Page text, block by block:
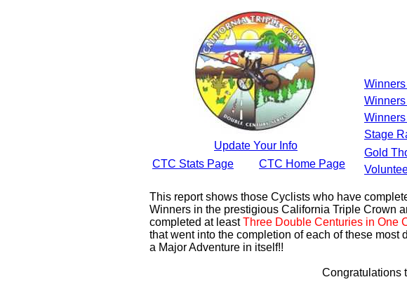
Update Your Info
CTC Stats Page
CTC Home Page
Stage
Gold
This report shows those Cyclists who have
Winners in the prestigious California Triple Crown
completed at leastThree Double Centuries in One
that went into the completion of each of these
a Major Adventure in itself!!
Congratulations